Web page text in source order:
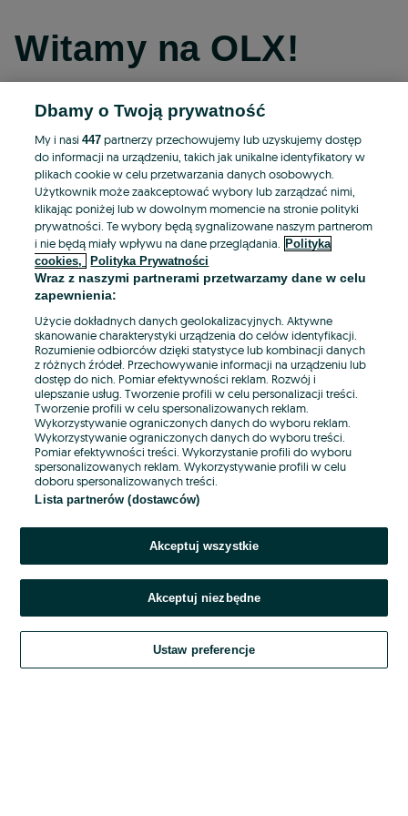
Witamy na OLX!
Kontynuuj przez Facebooka
Kontynuuj przez konto Apple
Kontynuuj przez konto Google
LUB
E-mail
Hasło
Nie pamiętasz hasła?
Zaloguj się
Kontynuując za pośrednictwem jednego z dostawców wskazanych powyżej,
Regulamin serwisu OLX.pl w jego aktualnym brzmieniu.
Dbamy o Twoją prywatność
My i nasi447 partnerzy przechowujemy lub uzyskujemy dostęp
do informacji na urządzeniu, takich jak unikalne identyfikatory w
plikach cookie w celu przetwarzania danych osobowych.
Użytkownik może zaakceptować wybory lub zarządzać nimi,
klikając poniżej lub w dowolnym momencie na stronie polityki
prywatności. Te wybory będą sygnalizowane naszym partnerom
i nie będą miały wpływu na dane przeglądania.
Polityka
cookies,
Polityka Prywatności
Wraz z naszymi partnerami przetwarzamy dane w celu
zapewnienia:
Użycie dokładnych danych geolokalizacyjnych. Aktywne
skanowanie charakterystyki urządzenia do celów identyfikacji.
Rozumienie odbiorców dzięki statystyce lub kombinacji danych
z różnych źródeł. Przechowywanie informacji na urządzeniu lub
dostęp do nich. Pomiar efektywności reklam. Rozwój i
ulepszanie usług. Tworzenie profili w celu personalizacji treści.
Tworzenie profili w celu spersonalizowanych reklam.
Wykorzystywanie ograniczonych danych do wyboru reklam.
Wykorzystywanie ograniczonych danych do wyboru treści.
Pomiar efektywności treści. Wykorzystanie profili do wyboru
spersonalizowanych reklam. Wykorzystywanie profili w celu
doboru spersonalizowanych treści.
Lista partnerów (dostawców)
Akceptuj wszystkie
Akceptuj niezbędne
Ustaw preferencje